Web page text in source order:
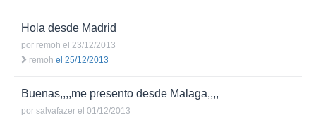
Hola desde Madrid
por remoh el 23/12/2013
remoh el 25/12/2013
Buenas,,,,me presento desde Malaga,,,,
por salvafazer el 01/12/2013